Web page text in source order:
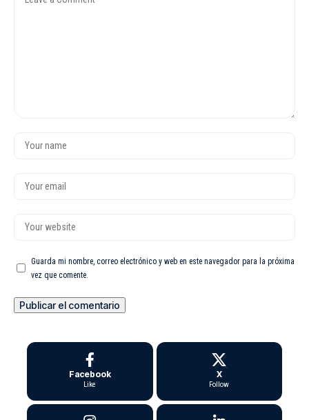
Guarda mi nombre, correo electrónico y web en este navegador para la próxima
vez que comente.
Facebook
Like
X
Follow